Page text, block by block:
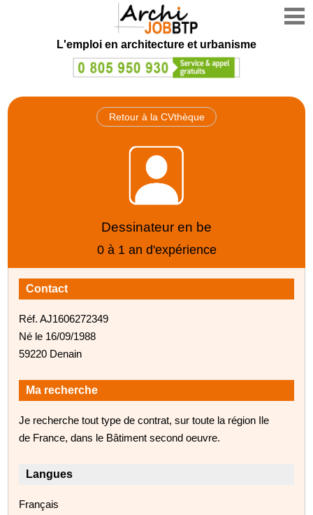
L'emploi en architecture et urbanisme
Retour à la CVthèque
Dessinateur en be
0 à 1 an d'expérience
Contact
Réf. AJ1606272349
Né le 16/09/1988
59220 Denain
Ma recherche
Je recherche tout type de contrat, sur toute la région Ile
de France, dans le Bâtiment second oeuvre.
Langues
Français